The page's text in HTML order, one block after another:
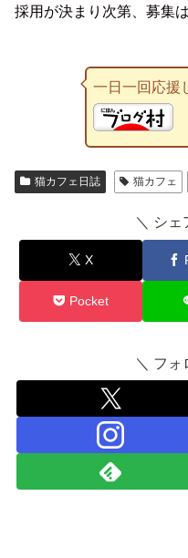
採用が決まり次第、募集
一日一回応援
猫カフェ日誌 猫カフェ
＼ シェ
X
Pocket
＼ フォ